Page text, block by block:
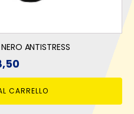
ANTISTRESS
CARRELLO